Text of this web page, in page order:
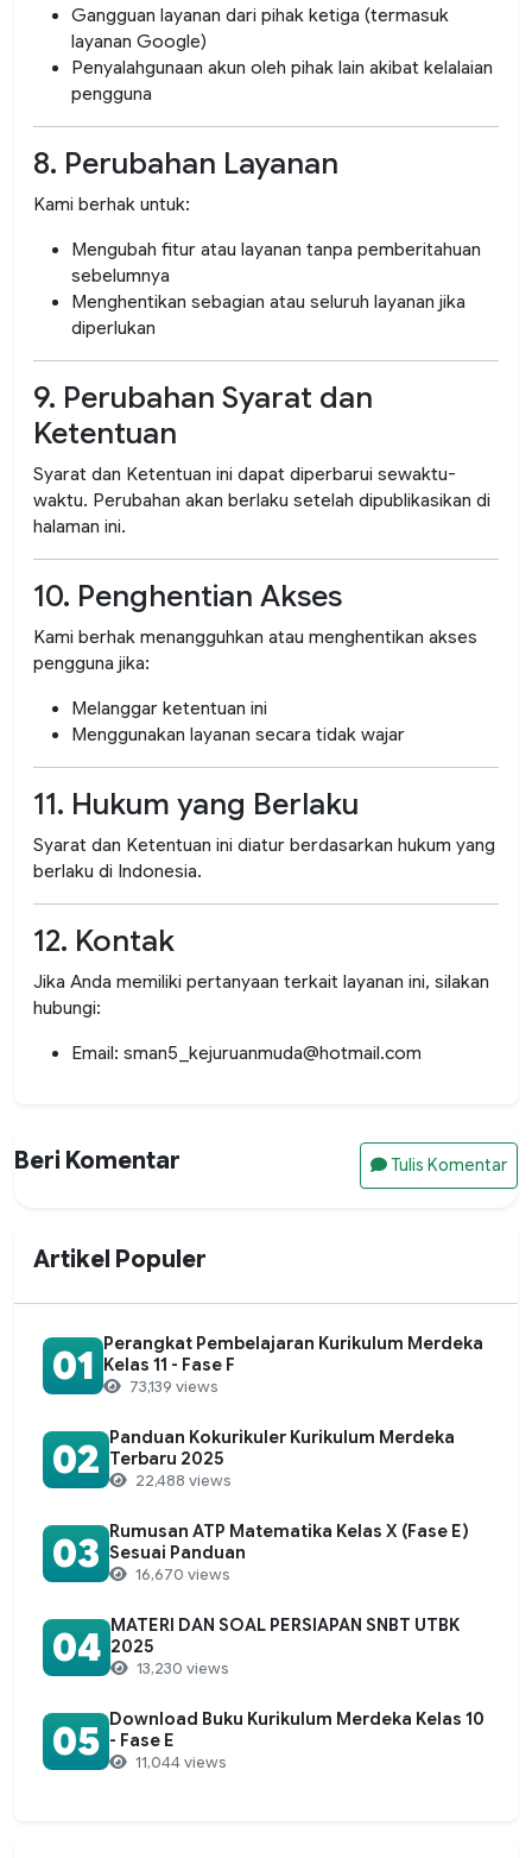
Gangguan layanan dari pihak ketiga (termasuk
layanan Google)
Penyalahgunaan akun oleh pihak lain akibat kelalaian
pengguna
8. Perubahan Layanan
Kami berhak untuk:
Mengubah fitur atau layanan tanpa pemberitahuan
sebelumnya
Menghentikan sebagian atau seluruh layanan jika
diperlukan
9. Perubahan Syarat dan
Ketentuan
Syarat dan Ketentuan ini dapat diperbarui sewaktu-
waktu. Perubahan akan berlaku setelah dipublikasikan di
halaman ini.
10. Penghentian Akses
Kami berhak menangguhkan atau menghentikan akses
pengguna jika:
Melanggar ketentuan ini
Menggunakan layanan secara tidak wajar
11. Hukum yang Berlaku
Syarat dan Ketentuan ini diatur berdasarkan hukum yang
berlaku di Indonesia.
12. Kontak
Jika Anda memiliki pertanyaan terkait layanan ini, silakan
hubungi:
Email: sman5_kejuruanmuda@hotmail.com
Beri Komentar Tulis Komentar
Artikel Populer
01 Perangkat Pembelajaran Kurikulum Merdeka
Kelas 11 - Fase F
73,139 views
02 Panduan Kokurikuler Kurikulum Merdeka
Terbaru 2025
22,488 views
03 Rumusan ATP Matematika Kelas X (Fase E)
Sesuai Panduan
16,670 views
04 MATERI DAN SOAL PERSIAPAN SNBT UTBK
2025
13,230 views
05 Download Buku Kurikulum Merdeka Kelas 10
- Fase E
11,044 views